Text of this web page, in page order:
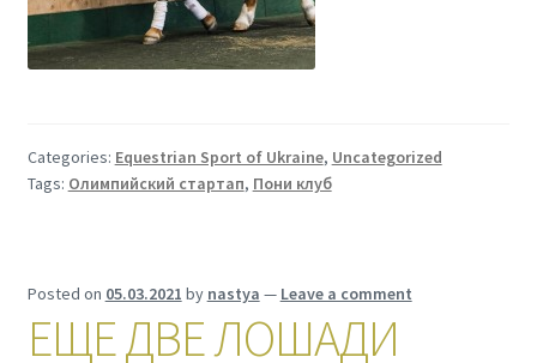
Categories: Equestrian Sport of Ukraine, Uncategorized
Tags: Олимпийский стартап, Пони клуб
Posted on 05.03.2021 by nastya — Leave a comment
ЕЩЕ ДВЕ ЛОШАДИ